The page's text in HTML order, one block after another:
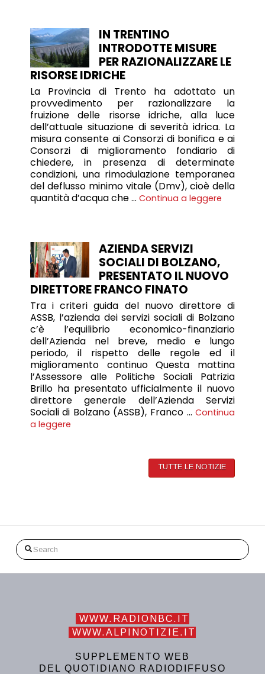
IN TRENTINO
INTRODOTTE MISURE
PER RAZIONALIZZARE LE
RISORSE IDRICHE
La Provincia di Trento ha adottato un
provvedimento per razionalizzare la
fruizione delle risorse idriche, alla luce
dell’attuale situazione di severità idrica. La
misura consente ai Consorzi di bonifica e ai
Consorzi di miglioramento fondiario di
chiedere, in presenza di determinate
condizioni, una rimodulazione temporanea
del deflusso minimo vitale (Dmv), cioè della
quantità d’acqua che … Continua a leggere
AZIENDA SERVIZI
SOCIALI DI BOLZANO,
PRESENTATO IL NUOVO
DIRETTORE FRANCO FINATO
Tra i criteri guida del nuovo direttore di
ASSB, l’azienda dei servizi sociali di Bolzano
c’è l’equilibrio economico-finanziario
dell’Azienda nel breve, medio e lungo
periodo, il rispetto delle regole ed il
miglioramento continuo Questa mattina
l’Assessore alle Politiche Sociali Patrizia
Brillo ha presentato ufficialmente il nuovo
direttore generale dell’Azienda Servizi
Sociali di Bolzano (ASSB), Franco …Continua
a leggere
TUTTE LE NOTIZIE
Search
WWW.RADIONBC.IT
WWW.ALPINOTIZIE.IT
SUPPLEMENTO WEB
DEL QUOTIDIANO RADIODIFFUSO